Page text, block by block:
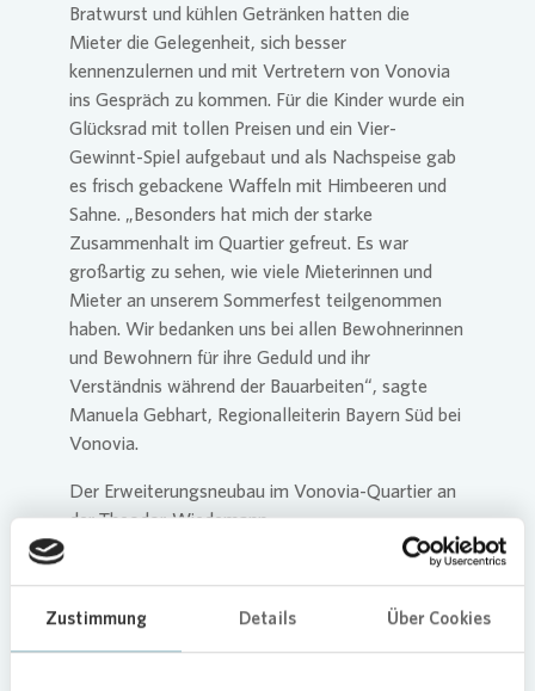
Zustimmung Details Über Cookies
Bratwurst und kühlen Getränken hatten die
Mieter die Gelegenheit, sich besser
kennenzulernen und mit Vertretern von Vonovia
ins Gespräch zu kommen. Für die Kinder wurde ein
Glücksrad mit tollen Preisen und ein Vier-
Gewinnt-Spiel aufgebaut und als Nachspeise gab
es frisch gebackene Waffeln mit Himbeeren und
Sahne. „Besonders hat mich der starke
Zusammenhalt im Quartier gefreut. Es war
großartig zu sehen, wie viele Mieterinnen und
Mieter an unserem Sommerfest teilgenommen
haben. Wir bedanken uns bei allen Bewohnerinnen
und Bewohnern für ihre Geduld und ihr
Verständnis während der Bauarbeiten“, sagte
Manuela Gebhart, Regionalleiterin Bayern Süd bei
Vonovia.
Der Erweiterungsneubau im Vonovia-Quartier an
der Theodor-Wiedemann-
Straße/Engelbergerstraße umfasst 23 neue
gebaut wurden und nachhaltiges, barrierearmes
Wohnen ermöglichen. Der Wohnungsmix aus Ein-